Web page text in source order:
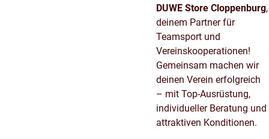
DUWE Store Cloppenburg,
deinem Partner für
Teamsport und
Vereinskooperationen!
Gemeinsam machen wir
deinen Verein erfolgreich
– mit Top-Ausrüstung,
individueller Beratung und
attraktiven Konditionen.